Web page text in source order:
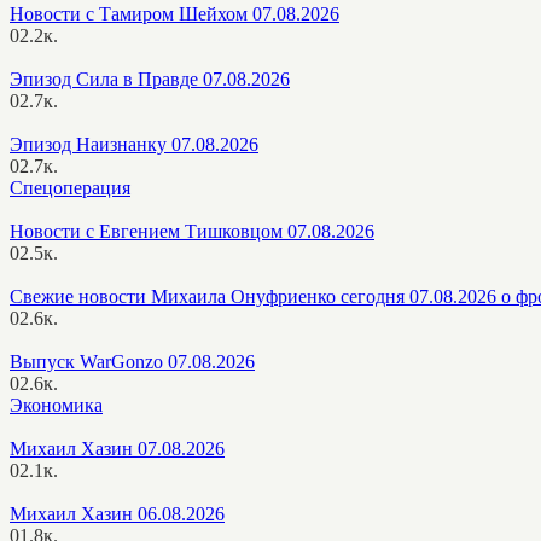
Новости с Тамиром Шейхом 07.08.2026
02.2к.
Эпизод Сила в Правде 07.08.2026
02.7к.
Эпизод Наизнанку 07.08.2026
02.7к.
Спецоперация
Новости с Евгением Тишковцом 07.08.2026
02.5к.
Свежие новости Михаила Онуфриенко сегодня 07.08.2026 о
02.6к.
Выпуск WarGonzo 07.08.2026
02.6к.
Экономика
Михаил Хазин 07.08.2026
02.1к.
Михаил Хазин 06.08.2026
01.8к.